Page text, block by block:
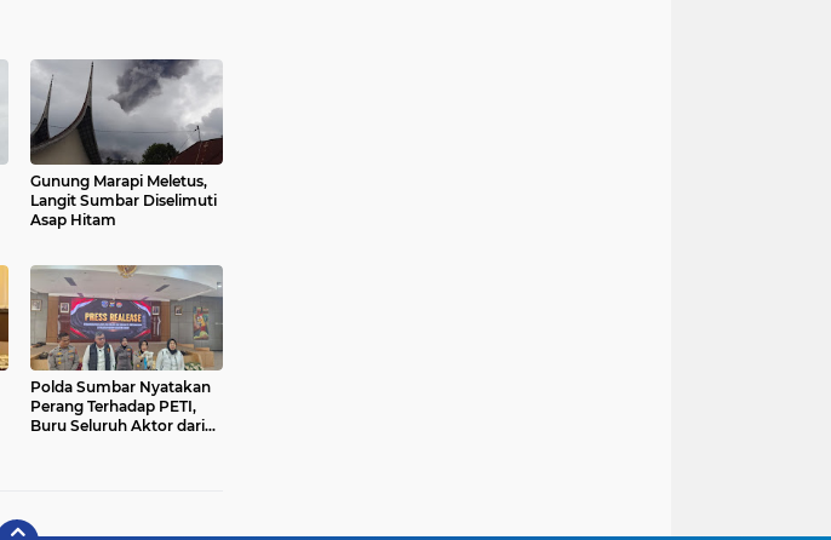
Gunung Marapi Meletus,
Langit Sumbar Diselimuti
Asap Hitam
Polda Sumbar Nyatakan
Perang Terhadap PETI,
Buru Seluruh Aktor dari